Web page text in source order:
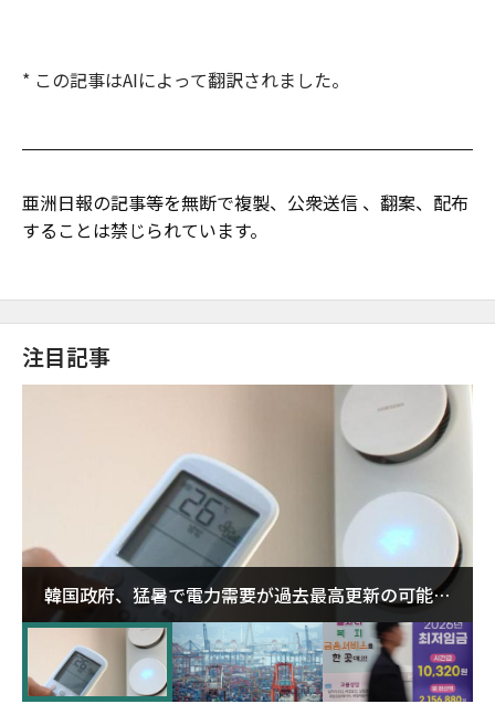
* この記事はAIによって翻訳されました。
亜洲日報の記事等を無断で複製、公衆送信 、翻案、配布
することは禁じられています。
注目記事
韓国政府、猛暑で電力需要が過去最高更新の可能性
に需給対応体制を点検